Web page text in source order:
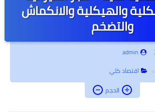
أبحاث جامعية
جامعة أونلاين
كتب أطفال
روحانيات وتفسير أحلام
والهيكلية والانكماش
والتضخم
admin
اقتصاد كلي
الحجم